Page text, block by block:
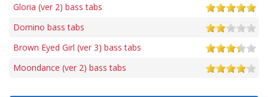
Gloria (ver 2) bass tabs
Domino bass tabs
Brown Eyed Girl (ver 3) bass tabs
Moondance (ver 2) bass tabs